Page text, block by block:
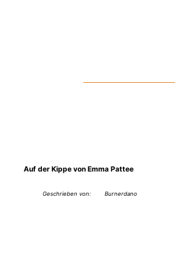
Auf der Kippe von Emma Pattee
Geschrieben von: Burnerdano